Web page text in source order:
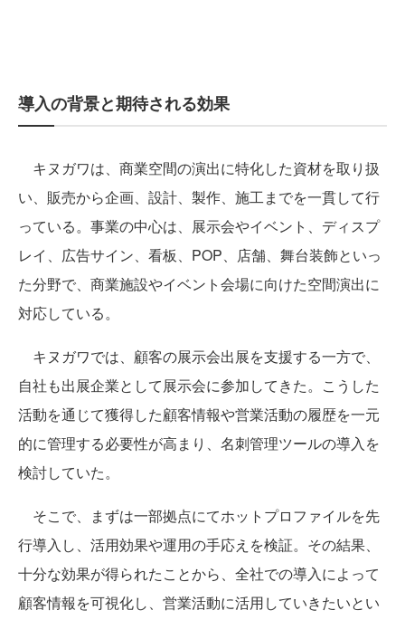
導入の背景と期待される効果
キヌガワは、商業空間の演出に特化した資材を取り扱
い、販売から企画、設計、製作、施工までを一貫して行
っている。事業の中心は、展示会やイベント、ディスプ
レイ、広告サイン、看板、POP、店舗、舞台装飾といっ
た分野で、商業施設やイベント会場に向けた空間演出に
対応している。
キヌガワでは、顧客の展示会出展を支援する一方で、
自社も出展企業として展示会に参加してきた。こうした
活動を通じて獲得した顧客情報や営業活動の履歴を一元
的に管理する必要性が高まり、名刺管理ツールの導入を
検討していた。
そこで、まずは一部拠点にてホットプロファイルを先
行導入し、活用効果や運用の手応えを検証。その結果、
十分な効果が得られたことから、全社での導入によって
顧客情報を可視化し、営業活動に活用していきたいとい